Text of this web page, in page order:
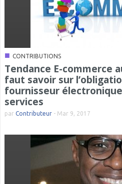
■ CONTRIBUTIONS
Tendance E-commerce
faut savoir sur
fournisseur
services
par Contributeur - Mar 9, 2017